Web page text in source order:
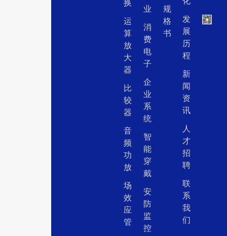
换
运
算
放
大
器
比
较
器
音
频
功
放
场
效
应
管
业
消
费
电
子
企
业
系
统
智
能
穿
戴
安
防
监
控
规
格
书
发
展
历
程
新
闻
资
讯
人
才
招
聘
联
系
我
们